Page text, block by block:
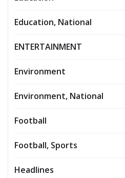
Education, National
ENTERTAINMENT
Environment
Environment, National
Football
Football, Sports
Headlines